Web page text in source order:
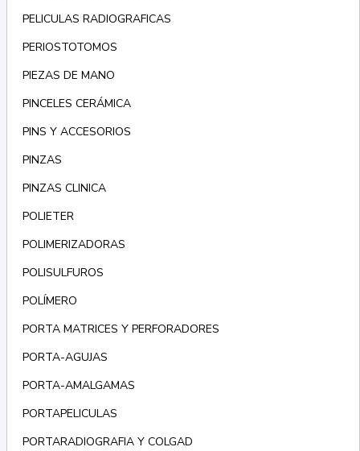
PELICULAS RADIOGRAFICAS
PERIOSTOTOMOS
PIEZAS DE MANO
PINCELES CERÁMICA
PINS Y ACCESORIOS
PINZAS
PINZAS CLINICA
POLIETER
POLIMERIZADORAS
POLISULFUROS
POLÍMERO
PORTA MATRICES Y PERFORADORES
PORTA-AGUJAS
PORTA-AMALGAMAS
PORTAPELICULAS
PORTARADIOGRAFIA Y COLGAD